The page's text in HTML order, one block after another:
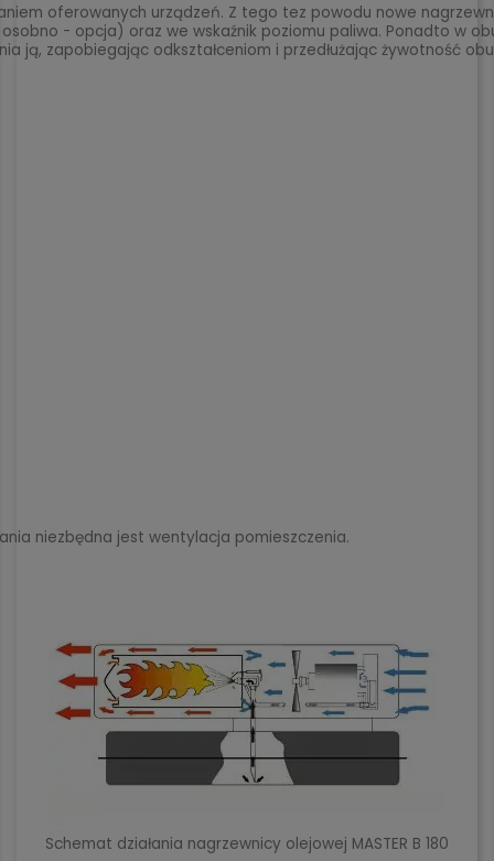
oferowanych urządzeń. Z tego tez powodu nowe
- opcja) oraz we wskaźnik poziomu paliwa. Ponadto w
ją, zapobiegając odkształceniom i przedłużając żywotność
niezbędna jest wentylacja pomieszczenia.
Schemat działania nagrzewnicy olejowej MASTER B 180